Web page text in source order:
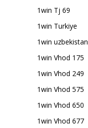
1win Tj 69
1win Turkiye
1win uzbekistan
1win Vhod 175
1win Vhod 249
1win Vhod 575
1win Vhod 650
1win Vhod 677